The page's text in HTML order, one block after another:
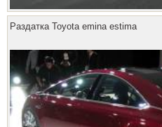
Раздатка Toyota emina estima